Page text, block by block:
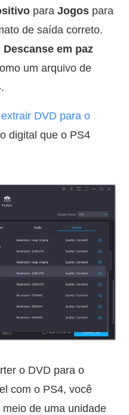
para Jogos para
de saída correto.
Descanse em paz
um arquivo de
extrair DVD para o
digital que o PS4
o DVD para o
com o PS4, você
de uma unidade